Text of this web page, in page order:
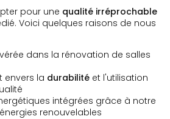
pour une qualité irréprochable
Voici quelques raisons de nous
dans la rénovation de salles
envers la durabilité et l'utilisation
intégrées grâce à notre
renouvelables